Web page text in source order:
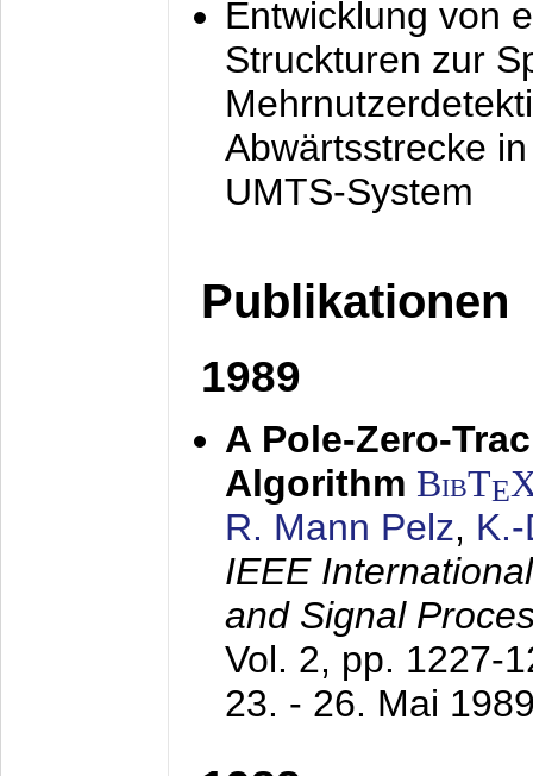
Entwicklung von
Struckturen zur
Abwärtsstrecke
UMTS-System
Publikationen
1989
A Pole-Zero-
Algorithm BibTE
R. Mann Pelz,
IEEE
and Signal
Vol. 2, pp. 1227-
23. - 26. Mai